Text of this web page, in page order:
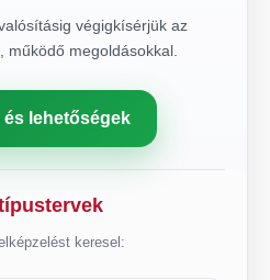
végigkísérjük az
működő megoldásokkal.
és lehetőségek
keresel: